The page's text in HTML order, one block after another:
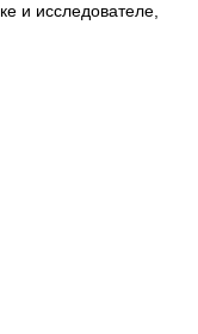
и исследователе,